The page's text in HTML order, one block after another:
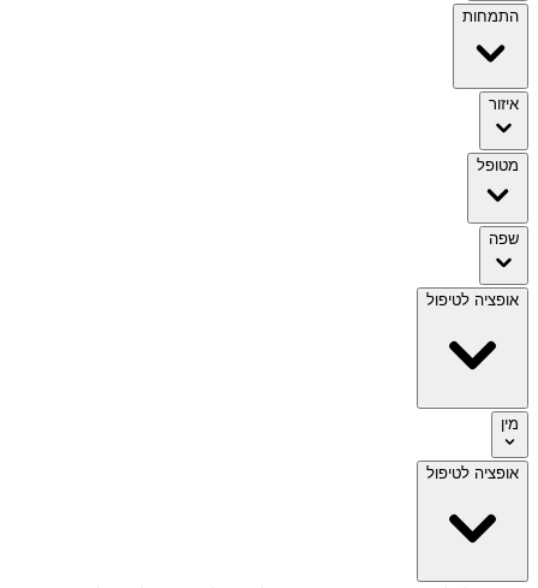
התמחות
איזור
מטופל
שפה
אופציה לטיפול
מין
אופציה לטיפול